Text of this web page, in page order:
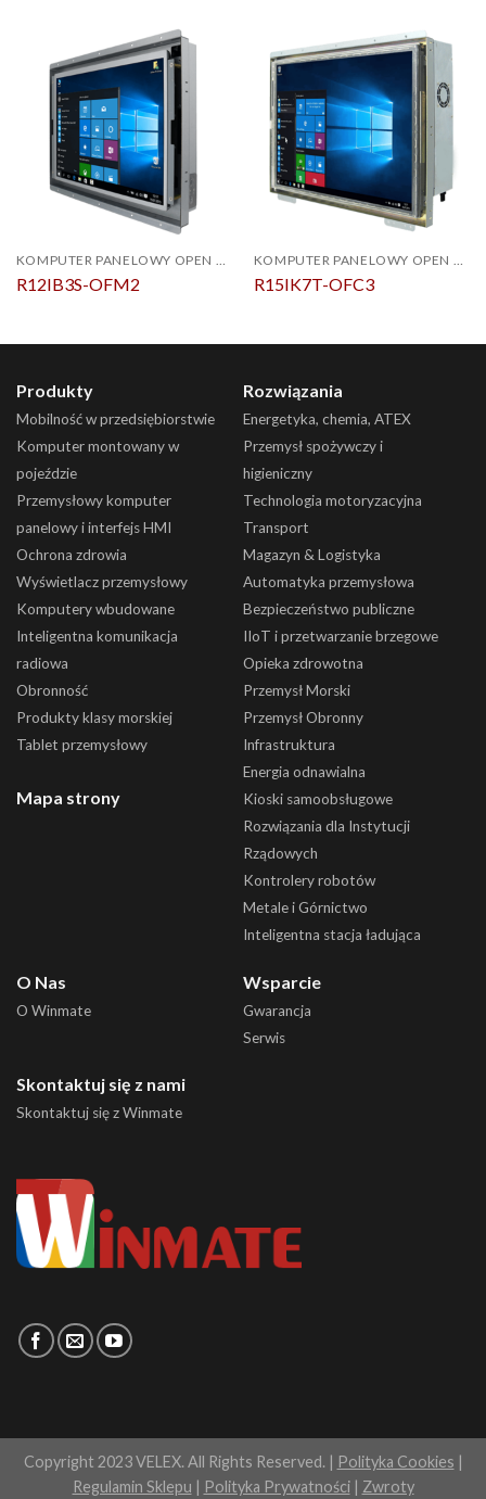
KOMPUTER PANELOWY OPEN FRAME
R12IB3S-OFM2
KOMPUTER PANELOWY OPEN FRAME
R15IK7T-OFC3
Produkty
Mobilność w przedsiębiorstwie
Komputer montowany w
pojeździe
Przemysłowy komputer
panelowy i interfejs HMI
Ochrona zdrowia
Wyświetlacz przemysłowy
Komputery wbudowane
Inteligentna komunikacja
radiowa
Obronność
Produkty klasy morskiej
Tablet przemysłowy
Mapa strony
Rozwiązania
Energetyka, chemia, ATEX
Przemysł spożywczy i
higieniczny
Technologia motoryzacyjna
Transport
Magazyn & Logistyka
Automatyka przemysłowa
Bezpieczeństwo publiczne
IIoT i przetwarzanie brzegowe
Opieka zdrowotna
Przemysł Morski
Przemysł Obronny
Infrastruktura
Energia odnawialna
Kioski samoobsługowe
Rozwiązania dla Instytucji
Rządowych
Kontrolery robotów
Metale i Górnictwo
Inteligentna stacja ładująca
O Nas
O Winmate
Wsparcie
Gwarancja
Serwis
Skontaktuj się z nami
Skontaktuj się z Winmate
Copyright 2023 VELEX. All Rights Reserved. | Polityka Cookies |
Regulamin Sklepu | Polityka Prywatności| Zwroty